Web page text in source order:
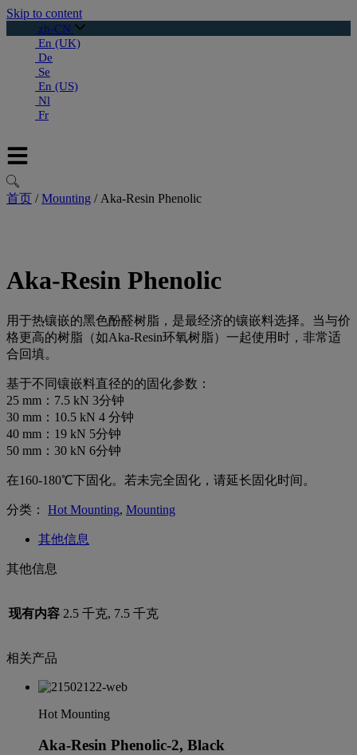
Skip to content
zh-CN
En (UK)
De
Se
En (US)
Nl
Fr
首页 /Mounting / Aka-Resin Phenolic
Aka-Resin Phenolic
用于热镶嵌的黑色酚醛树脂，是最经济的镶嵌料选择。当与价
格更高的树脂（如Aka-Resin环氧树脂）一起使用时，非常适
合回填。
基于不同镶嵌料直径的的固化参数：
25 mm：7.5 kN 3分钟
30 mm：10.5 kN 4 分钟
40 mm：19 kN 5分钟
50 mm：30 kN 6分钟
在160-180℃下固化。若未完全固化，请延长固化时间。
分类： Hot Mounting, Mounting
其他信息
其他信息
现有内容 2.5 千克, 7.5 千克
相关产品
Hot Mounting
Aka-Resin Phenolic-2, Black